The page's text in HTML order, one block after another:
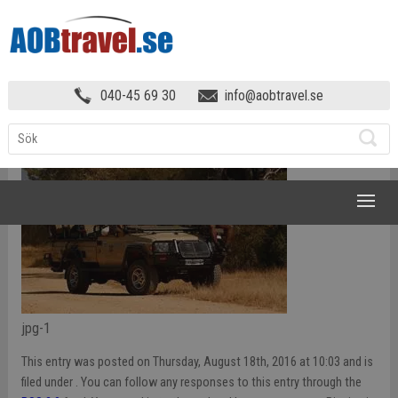
040-45 69 30 info@aobtravel.se
…………….
jpg-1
This entry was posted on Thursday, August 18th, 2016 at 10:03 and is
filed under . You can follow any responses to this entry through the